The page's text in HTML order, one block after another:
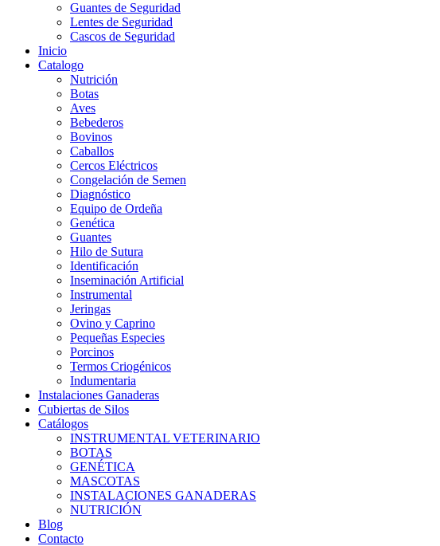
Guantes de Seguridad
Lentes de Seguridad
Cascos de Seguridad
Inicio
Catalogo
Nutrición
Botas
Aves
Bebederos
Bovinos
Caballos
Cercos Eléctricos
Congelación de Semen
Diagnóstico
Equipo de Ordeña
Genética
Guantes
Hilo de Sutura
Identificación
Inseminación Artificial
Instrumental
Jeringas
Ovino y Caprino
Pequeñas Especies
Porcinos
Termos Criogénicos
Indumentaria
Instalaciones Ganaderas
Cubiertas de Silos
Catálogos
INSTRUMENTAL VETERINARIO
BOTAS
GENÉTICA
MASCOTAS
INSTALACIONES GANADERAS
NUTRICIÓN
Blog
Contacto